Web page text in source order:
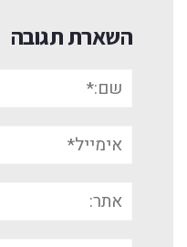
השארת תגובה
אימייל*